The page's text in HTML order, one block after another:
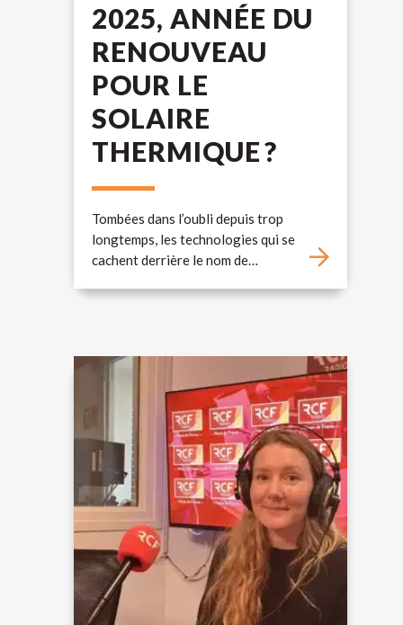
2025, ANNÉE DU
RENOUVEAU
POUR LE
SOLAIRE
THERMIQUE ?
Tombées dans l’oubli depuis trop
longtemps, les technologies qui se
cachent derrière le nom de…